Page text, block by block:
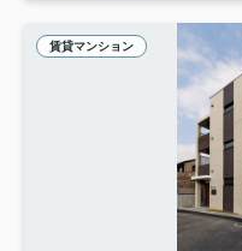
賃貸マンション